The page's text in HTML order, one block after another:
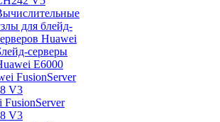
для блейд-
Huawei
серверы
E6000
FusionServer
V3